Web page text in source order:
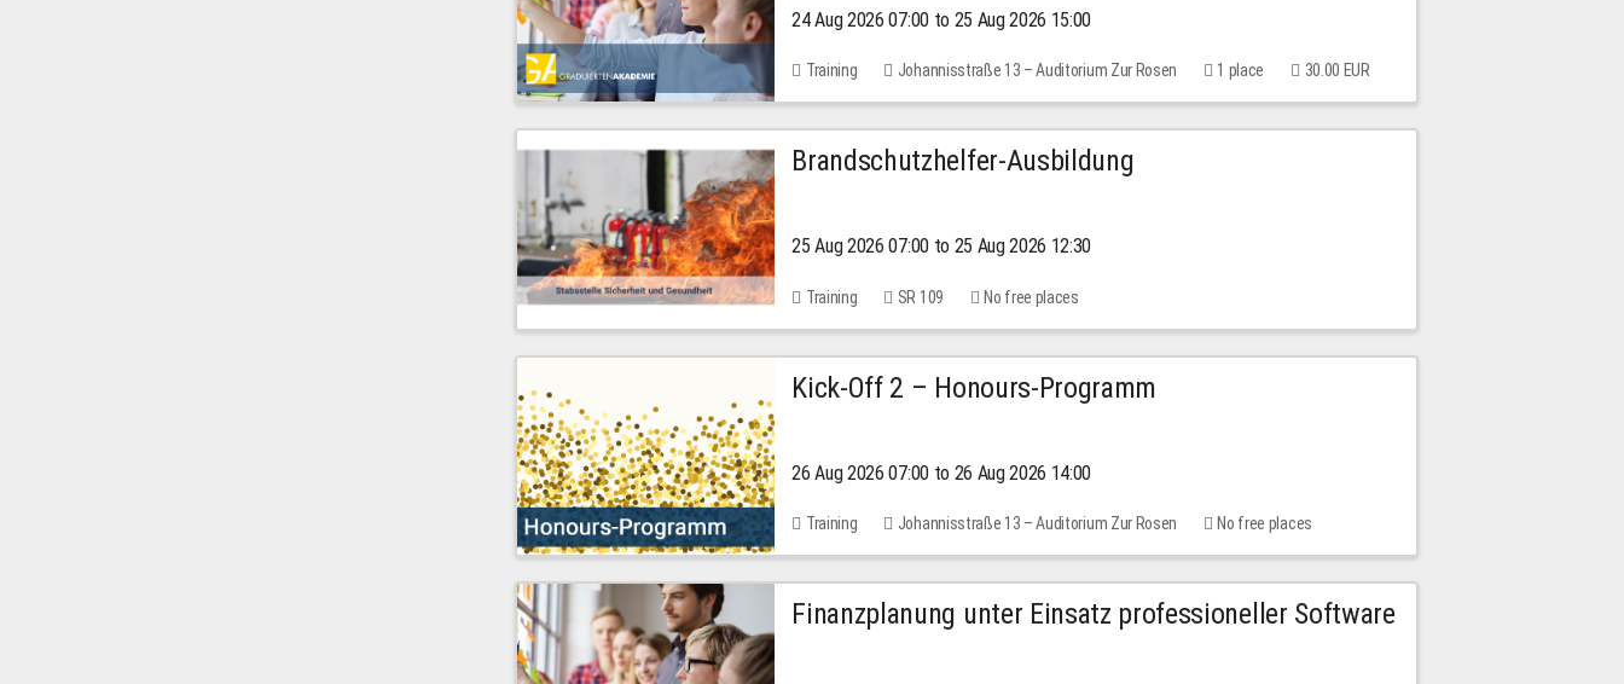
24 Aug 2026 07:00 to 25 Aug 2026 15:00
Training Johannisstraße 13 – Auditorium Zur Rosen 1 place 30.00 EUR
Brandschutzhelfer-Ausbildung
25 Aug 2026 07:00 to 25 Aug 2026 12:30
Training SR 109 No free places
Kick-Off 2 – Honours-Programm
26 Aug 2026 07:00 to 26 Aug 2026 14:00
Training Johannisstraße 13 – Auditorium Zur Rosen No free places
Finanzplanung unter Einsatz professioneller Software